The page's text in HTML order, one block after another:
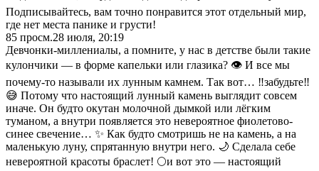
Подписывайтесь, вам точно понравится этот отдельный мир,
где нет места панике и грусти!
85 просм.28 июля, 20:19
Девчонки-миллениалы, а помните, у нас в детстве были такие
кулончики — в форме капельки или глазика? 👁️ И все мы
почему-то называли их лунным камнем. Так вот… ‼️забудьте‼️
😅 Потому что настоящий лунный камень выглядит совсем
иначе. Он будто окутан молочной дымкой или лёгким
туманом, а внутри появляется это невероятное фиолетово-
синее свечение… ✨ Как будто смотришь не на камень, а на
маленькую луну, спрятанную внутри него. 🌙 Сделала себе
невероятной красоты браслет! 🌕и вот это — настоящий